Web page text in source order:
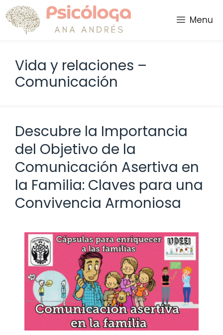
Saltar
al
contenido
Menu
Vida y relaciones –
Comunicación
Descubre la Importancia
del Objetivo de la
Comunicación Asertiva en
la Familia: Claves para una
Convivencia Armoniosa